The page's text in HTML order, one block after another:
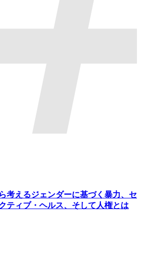
考えるジェンダーに基づく暴力、セ
ティブ・ヘルス、そして人権とは